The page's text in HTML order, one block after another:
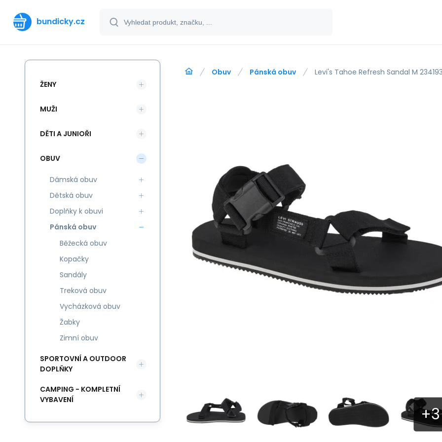
bundicky.cz
Obuv Pánská obuv
Levi's Tahoe Refresh Sandal M
ŽENY
MUŽI
DĚTI A JUNIOŘI
OBUV
Dámská obuv
Dětská obuv
Doplňky k obuvi
Pánská obuv
Běžecká obuv
Kopačky
Sandály
Treková obuv
Vycházková obuv
Žabky
Zimní obuv
SPORTOVNÍ A OUTDOOR
DOPLŇKY
CAMPING - KOMPLETNÍ
VYBAVENÍ